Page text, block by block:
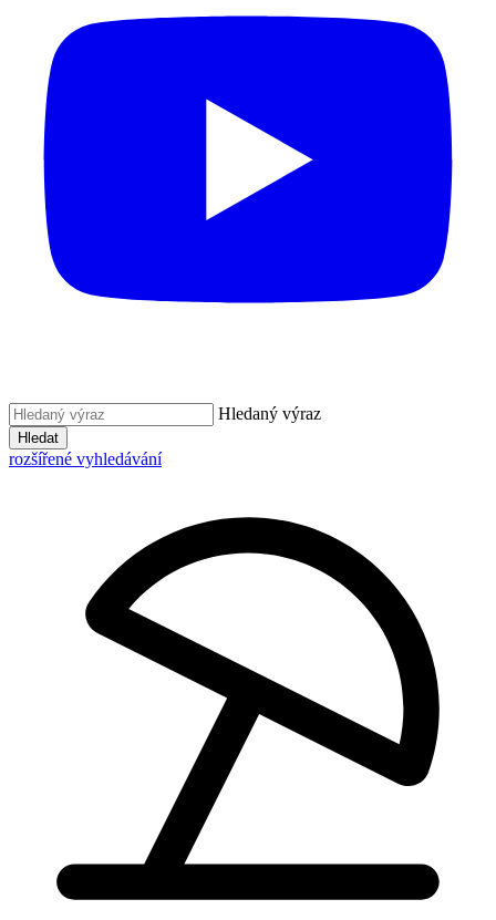
Hledaný výraz
Hledat
rozšířené vyhledávání